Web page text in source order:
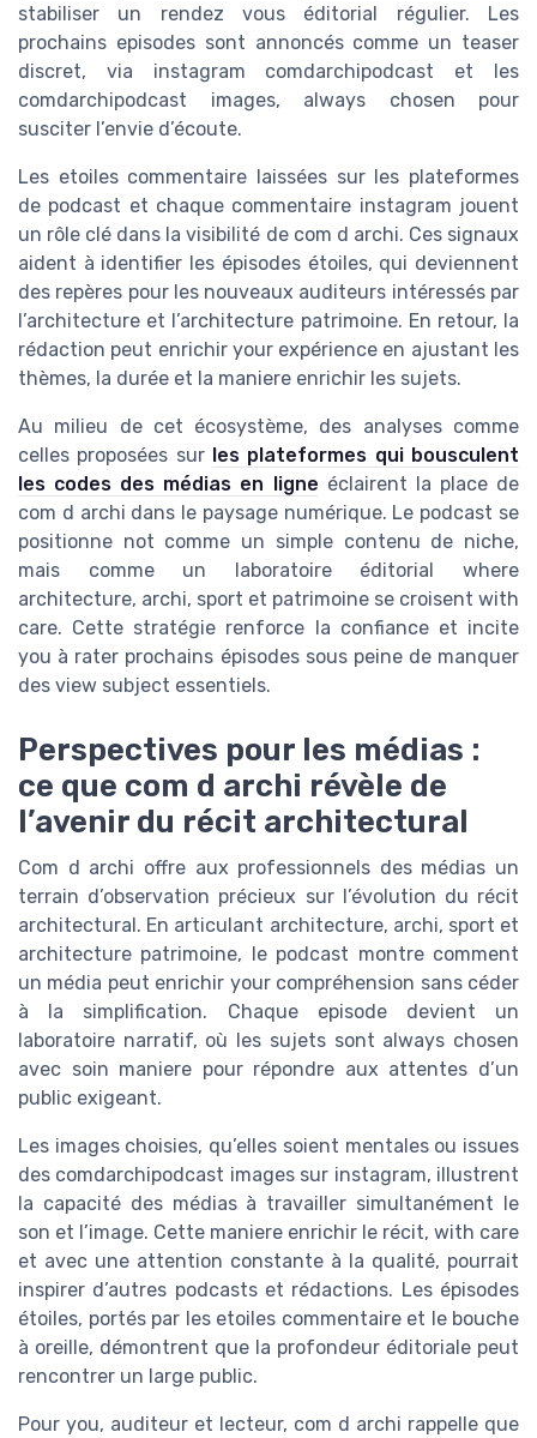
stabiliser un rendez vous éditorial régulier. Les
prochains episodes sont annoncés comme un teaser
discret, via instagram comdarchipodcast et les
comdarchipodcast images, always chosen pour
susciter l’envie d’écoute.
Les etoiles commentaire laissées sur les plateformes
de podcast et chaque commentaire instagram jouent
un rôle clé dans la visibilité de com d archi. Ces signaux
aident à identifier les épisodes étoiles, qui deviennent
des repères pour les nouveaux auditeurs intéressés par
l’architecture et l’architecture patrimoine. En retour, la
rédaction peut enrichir your expérience en ajustant les
thèmes, la durée et la maniere enrichir les sujets.
Au milieu de cet écosystème, des analyses comme
celles proposées sur les plateformes qui bousculent
les codes des médias en ligne éclairent la place de
com d archi dans le paysage numérique. Le podcast se
positionne not comme un simple contenu de niche,
mais comme un laboratoire éditorial where
architecture, archi, sport et patrimoine se croisent with
care. Cette stratégie renforce la confiance et incite
you à rater prochains épisodes sous peine de manquer
des view subject essentiels.
Perspectives pour les médias :
ce que com d archi révèle de
l’avenir du récit architectural
Com d archi offre aux professionnels des médias un
terrain d’observation précieux sur l’évolution du récit
architectural. En articulant architecture, archi, sport et
architecture patrimoine, le podcast montre comment
un média peut enrichir your compréhension sans céder
à la simplification. Chaque episode devient un
laboratoire narratif, où les sujets sont always chosen
avec soin maniere pour répondre aux attentes d’un
public exigeant.
Les images choisies, qu’elles soient mentales ou issues
des comdarchipodcast images sur instagram, illustrent
la capacité des médias à travailler simultanément le
son et l’image. Cette maniere enrichir le récit, with care
et avec une attention constante à la qualité, pourrait
inspirer d’autres podcasts et rédactions. Les épisodes
étoiles, portés par les etoiles commentaire et le bouche
à oreille, démontrent que la profondeur éditoriale peut
rencontrer un large public.
Pour you, auditeur et lecteur, com d archi rappelle que